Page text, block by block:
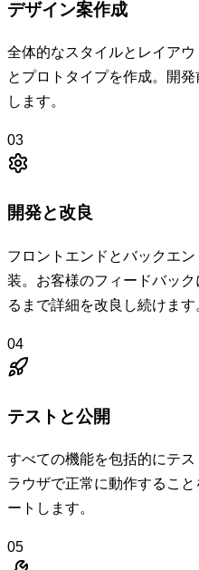
デザイン案作成
全体的なスタイルとレイア
とプロトタイプを作成。開
します。
03
開発と改良
フロントエンドとバックエ
装。お客様のフィードバッ
るまで詳細を改良し続けます
04
テストと公開
すべての機能を包括的にテ
ラウザで正常に動作するこ
ートします。
05